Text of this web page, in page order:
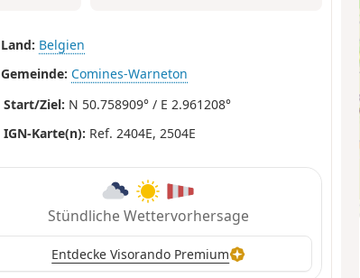
Land: Belgien
Gemeinde: Comines-Warneton
Start/Ziel: N 50.758909° / E 2.961208°
IGN-Karte(n): Ref. 2404E, 2504E
Stündliche Wettervorhersage
Entdecke Visorando Premium